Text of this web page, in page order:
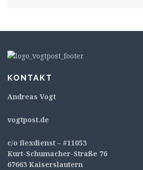
KONTAKT
Andreas Vogt
vogtpost.de
c/o flexdienst – #11053
Kurt-Schumacher-Straße 76
67663 Kaiserslautern